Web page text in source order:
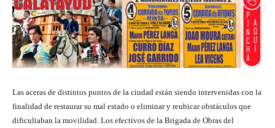
Las aceras de distintos puntos de la ciudad están siendo intervenidas con la
finalidad de restaurar su mal estado o eliminar y reubicar obstáculos que
dificultaban la movilidad. Los efectivos de la Brigada de Obras del